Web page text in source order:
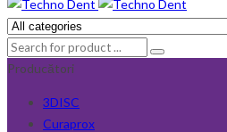
Producători
3DISC
Curaprox